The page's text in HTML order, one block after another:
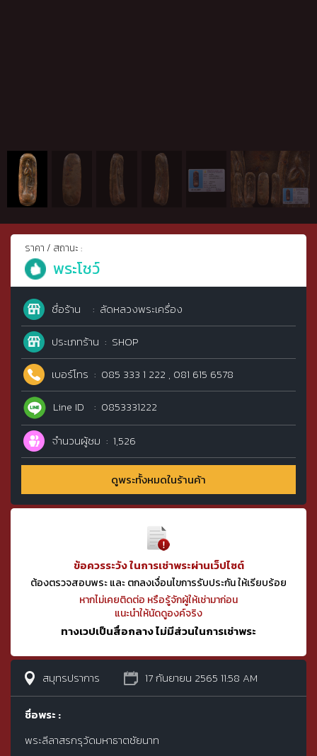
ราคา / สถานะ :
พระโชว์
ชื่อร้าน
ลัดหลวงพระเครื่อง
ประเภทร้าน
SHOP
เบอร์โทร
085 333 1 222 , 081 615 6578
Line ID
0853331222
จำนวนผู้ชม 1,526
ดูพระทั้งหมดในร้านค้า
ข้อควรระวัง ในการเช่าพระผ่านเว็ปไซต์
ต้องตรวจสอบพระ และ ตกลงเงื่อนไขการรับประกัน ให้เรียบร้อย
หากไม่เคยติดต่อ หรือรู้จักผู้ให้เช่ามาก่อน
แนะนำให้นัดดูองค์จริง
ทางเวปเป็นสื่อกลาง ไม่มีส่วนในการเช่าพระ
สมุทรปราการ 17 กันยายน 2565 11:58 AM
ชื่อพระ :
พระลีลาสรกรุวัดมหาธาตชัยนาท